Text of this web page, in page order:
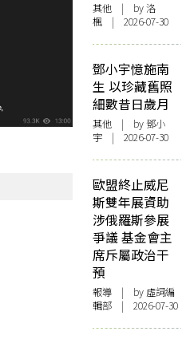
其他 | by洛
楓 | 2026-07-30
鄧小宇憶施南
生 以珍藏舊照
細數昔日歲月
其他 | by 鄧小
宇 | 2026-07-30
歐盟終止威尼
斯雙年展資助
涉俄羅斯參展
爭議 基金會主
席斥屬政治干
預
報導 | by 虛詞編
輯部 | 2026-07-30